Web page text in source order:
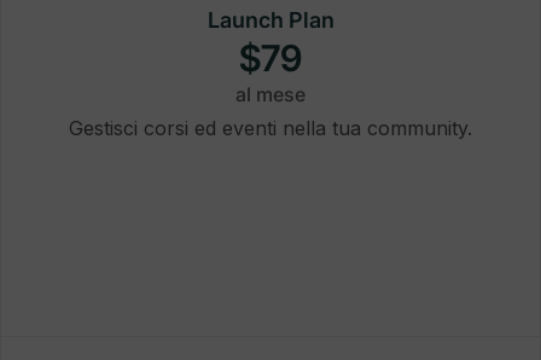
Launch Plan
$79
al mese
Gestisci corsi ed eventi nella tua community.